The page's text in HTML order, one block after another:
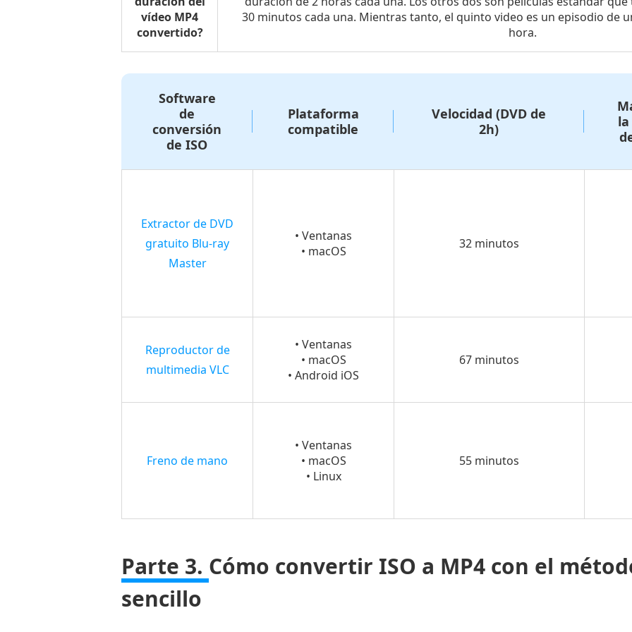
métodos
Parte
5.
Cómo
convertir
a
MP4
en
6.
Preguntas
frecuentes
ISO
a
vídeo MP4
convertido?
30 minutos cada una. Mientras tanto, el quinto video es un episodio de
hora.
Software
de
conversión
de ISO
Plataforma
compatible
Velocidad (DVD de
2h)
Extractor de DVD
gratuito Blu-ray
Master
• Ventanas
• macOS
32 minutos
Reproductor de
multimedia VLC
• Ventanas
• macOS
• Android iOS
67 minutos
Freno de mano
• Ventanas
• macOS
• Linux
55 minutos
Parte 3. Cómo convertir ISO a MP4 con el
sencillo